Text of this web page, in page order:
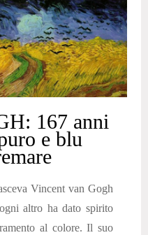
167 anni
e blu
Vincent van Gogh
altro ha dato spirito
al colore. Il suo